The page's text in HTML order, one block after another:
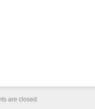
are closed.